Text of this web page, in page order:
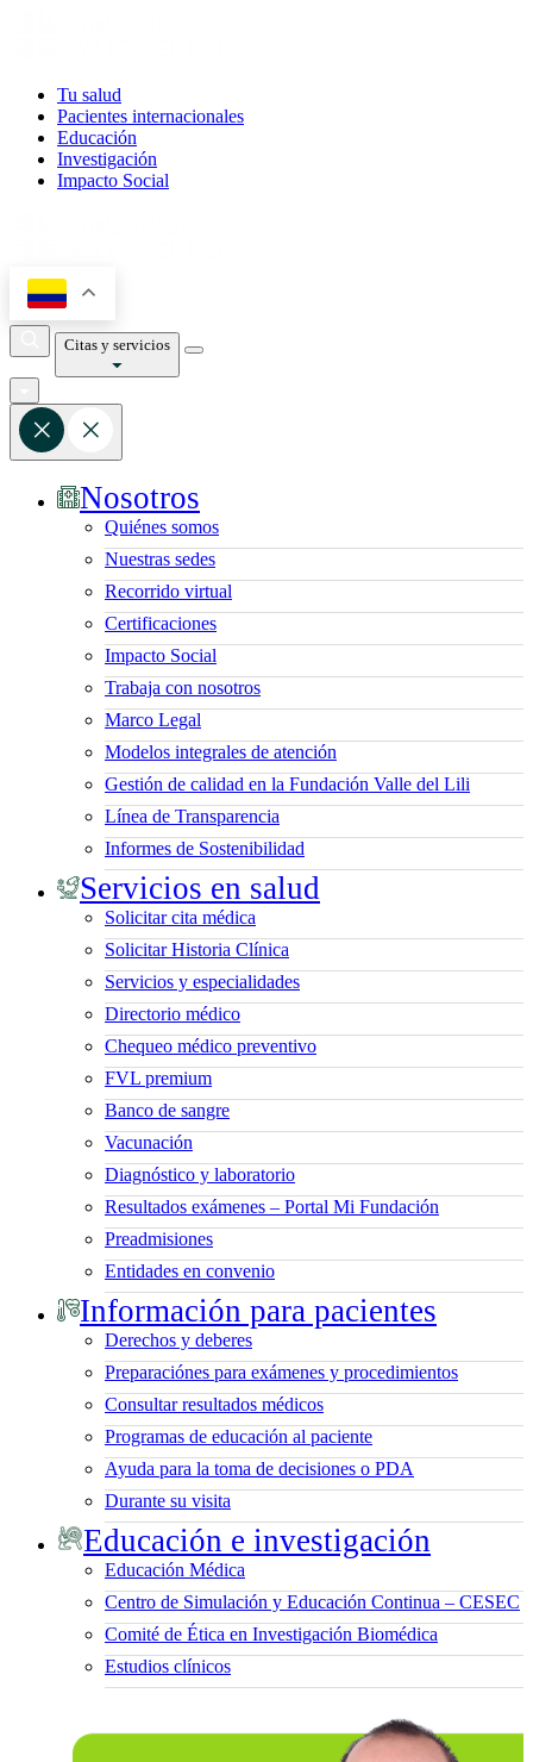
Tu salud
Pacientes internacionales
Educación
Investigación
Impacto Social
Citas y servicios
Nosotros
Quiénes somos
Nuestras sedes
Recorrido virtual
Certificaciones
Impacto Social
Trabaja con nosotros
Marco Legal
Modelos integrales de atención
Gestión de calidad en la Fundación Valle del Lili
Línea de Transparencia
Informes de Sostenibilidad
Servicios en salud
Solicitar cita médica
Solicitar Historia Clínica
Servicios y especialidades
Directorio médico
Chequeo médico preventivo
FVL premium
Banco de sangre
Vacunación
Diagnóstico y laboratorio
Resultados exámenes – Portal Mi Fundación
Preadmisiones
Entidades en convenio
Información para pacientes
Derechos y deberes
Preparaciónes para exámenes y procedimientos
Consultar resultados médicos
Programas de educación al paciente
Ayuda para la toma de decisiones o PDA
Durante su visita
Educación e investigación
Educación Médica
Centro de Simulación y Educación Continua – CESEC
Comité de Ética en Investigación Biomédica
Estudios clínicos